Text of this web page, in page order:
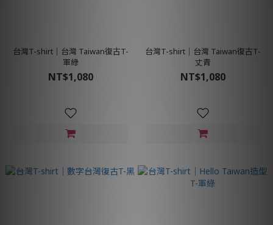
台灣T-shirt│台灣 Taiwan復古T-
軍綠
NT$1,080
台灣T-shirt│台灣 Taiwan復古T-
丈青
NT$1,080